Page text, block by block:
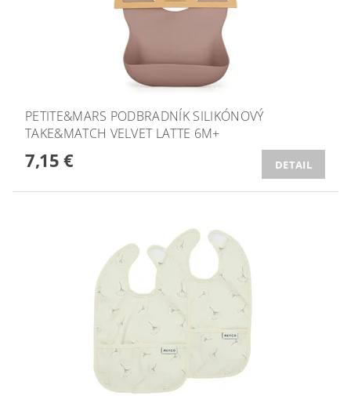
PETITE&MARS PODBRADNÍK SILIKÓNOVÝ
TAKE&MATCH VELVET LATTE 6M+
7,15 € DETAIL